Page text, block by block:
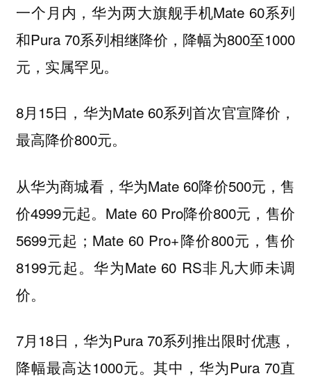
一个月内，华为两大旗舰手机Mate 60系列
和Pura 70系列相继降价，降幅为800至1000
元，实属罕见。
8月15日，华为Mate 60系列首次官宣降价，
最高降价800元。
从华为商城看，华为Mate 60降价500元，售
价4999元起。Mate 60 Pro降价800元，售价
5699元起；Mate 60 Pro+降价800元，售价
8199元起。华为Mate 60 RS非凡大师未调
价。
7月18日，华为Pura 70系列推出限时优惠，
降幅最高达1000元。其中，华为Pura 70直